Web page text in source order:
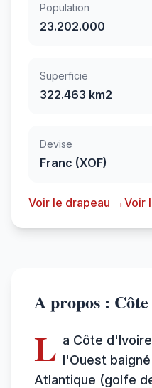
Population
23.202.000
Superficie
322.463 km2
Devise
Franc (XOF)
Voir le drapeau →Voir
A propos :
L a Côte
l'Ouest
Atlantique (golfe